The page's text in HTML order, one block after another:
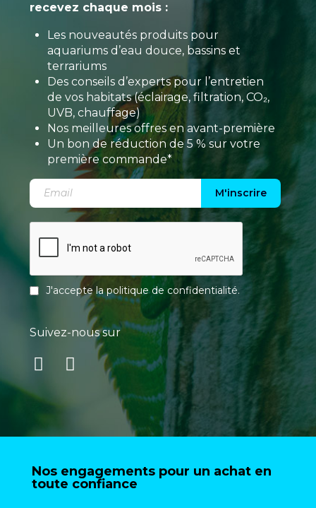
recevez chaque mois :
Les nouveautés produits pour
aquariums d’eau douce, bassins et
terrariums
Des conseils d’experts pour l’entretien
de vos habitats (éclairage, filtration, CO₂,
UVB, chauffage)
Nos meilleures offres en avant-première
Un bon de réduction de 5 % sur votre
première commande*
M'inscrire
J'accepte lapolitique de confidentialité.
Suivez-nous sur
Nos engagements pour un achat en
toute confiance